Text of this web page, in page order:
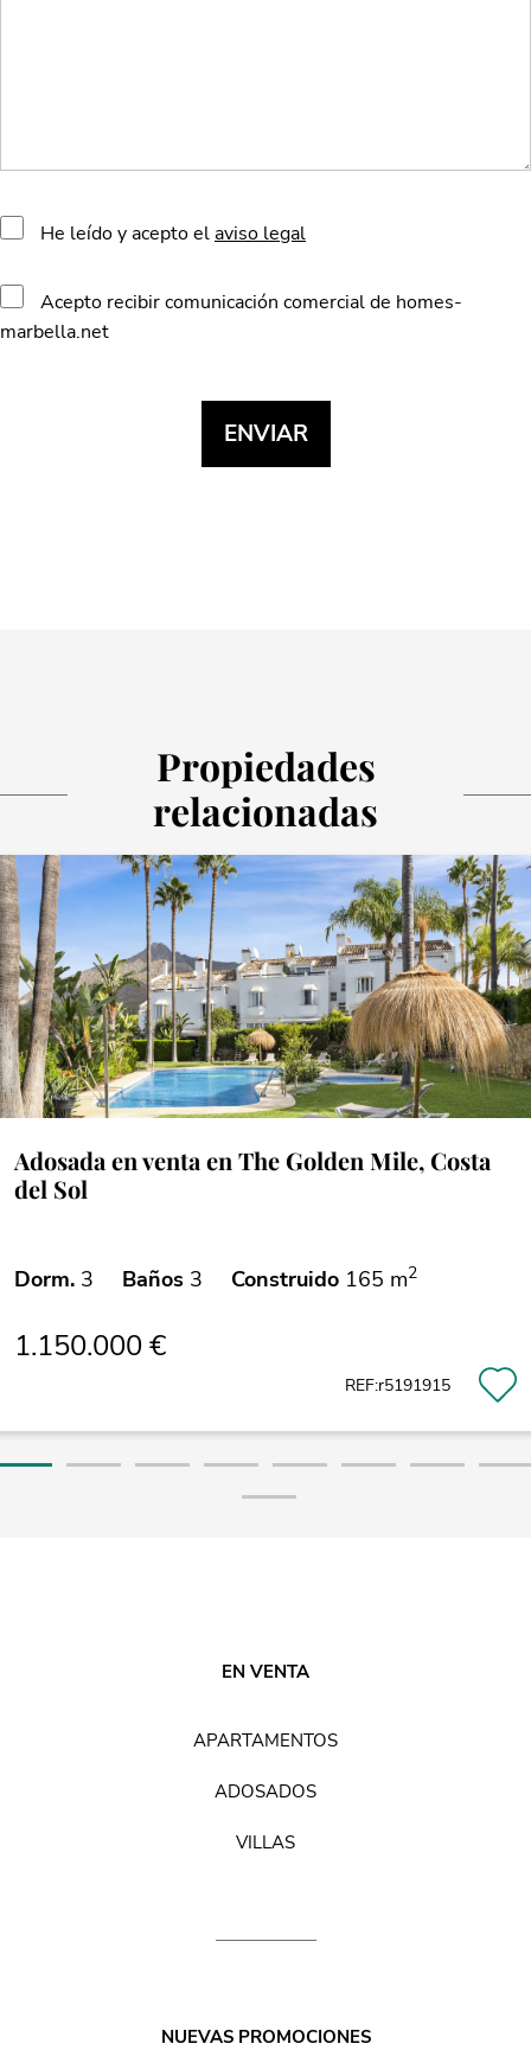
He leído y acepto elaviso legal
Acepto recibir comunicación comercial de homes-
marbella.net
Propiedades
relacionadas
Adosada en venta en The Golden Mile, Costa
del Sol
Dorm. 3 Baños 3 Construido 165 m2
1.150.000 €
REF:r5191915
EN VENTA
APARTAMENTOS
ADOSADOS
VILLAS
NUEVAS PROMOCIONES